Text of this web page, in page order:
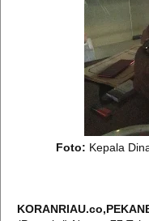
Foto: Kepala